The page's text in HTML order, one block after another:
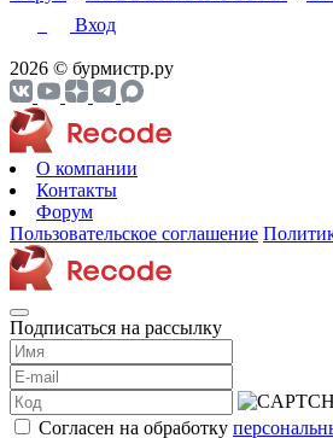
Вход
2026 © бурмистр.ру
О компании
Контакты
Форум
Пользовательское соглашение
Подписаться на рассылку
Согласен на обработку